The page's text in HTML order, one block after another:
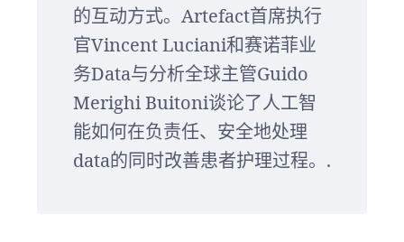
的互动方式。Artefact首席执行
官Vincent Luciani和赛诺菲业
务Data与分析全球主管Guido
Merighi Buitoni谈论了人工智
能如何在负责任、安全地处理
data的同时改善患者护理过程。.